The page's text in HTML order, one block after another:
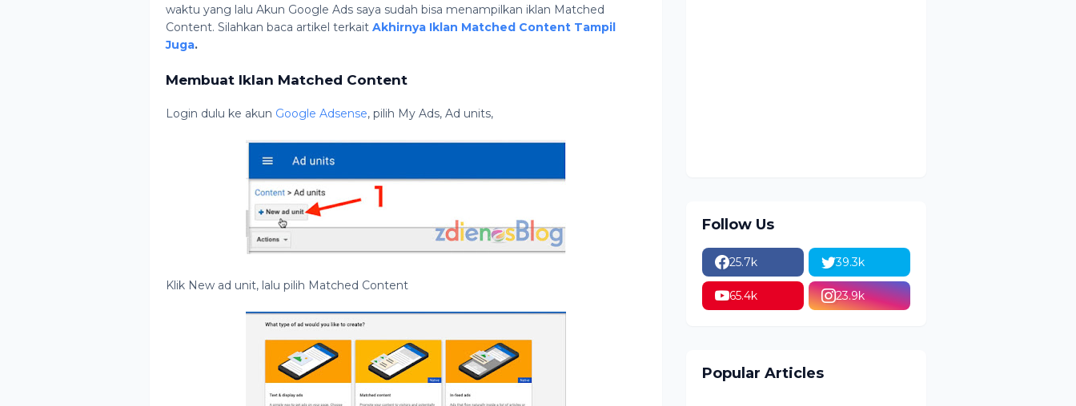
waktu yang lalu Akun Google Ads saya sudah bisa menampilkan iklan Matched
Content. Silahkan baca artikel terkait Akhirnya Iklan Matched Content Tampil
Juga.
Membuat Iklan Matched Content
Login dulu ke akun Google Adsense, pilih My Ads, Ad units,
Klik New ad unit, lalu pilih Matched Content
Follow Us
25.7k 39.3k
65.4k 23.9k
Popular Articles